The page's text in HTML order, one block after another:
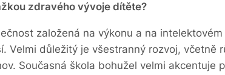
zdravého vývoje dítěte?
založená na výkonu a na
Velmi důležitý je všestranný rozvoj, včetně
Současná škola bohužel velmi akcentuje